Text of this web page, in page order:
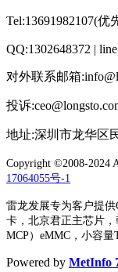
Tel:13691982107(优
QQ:1302648372 |
对外联系邮箱
投诉
地址:深圳市龙华区
Copyright ©2008-2024
17064055号-1
雷龙发展专为客户提
卡，北京君正主芯片，
MCP）eMMC，小容量
Powered by MetInfo